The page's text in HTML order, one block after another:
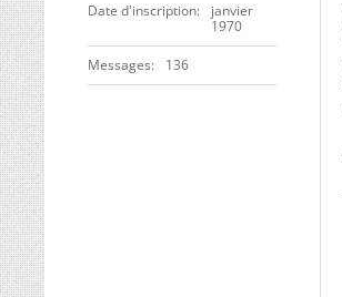
Date d'inscription
janvier
1970
Messages 136